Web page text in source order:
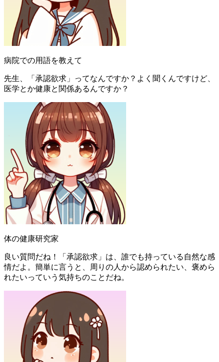
病院での用語を教えて
先生、「承認欲求」ってなんですか？よく聞くんですけど、
医学とか健康と関係あるんですか？
体の健康研究家
良い質問だね！「承認欲求」は、誰でも持っている自然な感
情だよ。簡単に言うと、周りの人から認められたい、褒めら
れたいっていう気持ちのことだね。